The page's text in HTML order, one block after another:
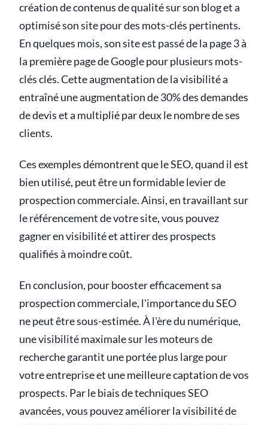
création de contenus de qualité sur son blog et a
optimisé son site pour des mots-clés pertinents.
En quelques mois, son site est passé de la page 3 à
la première page de Google pour plusieurs mots-
clés clés. Cette augmentation de la visibilité a
entraîné une augmentation de 30% des demandes
de devis et a multiplié par deux le nombre de ses
clients.
Ces exemples démontrent que le SEO, quand il est
bien utilisé, peut être un formidable levier de
prospection commerciale. Ainsi, en travaillant sur
le référencement de votre site, vous pouvez
gagner en visibilité et attirer des prospects
qualifiés à moindre coût.
En conclusion, pour booster efficacement sa
prospection commerciale, l'importance du SEO
ne peut être sous-estimée. À l'ère du numérique,
une visibilité maximale sur les moteurs de
recherche garantit une portée plus large pour
votre entreprise et une meilleure captation de vos
prospects. Par le biais de techniques SEO
avancées, vous pouvez améliorer la visibilité de